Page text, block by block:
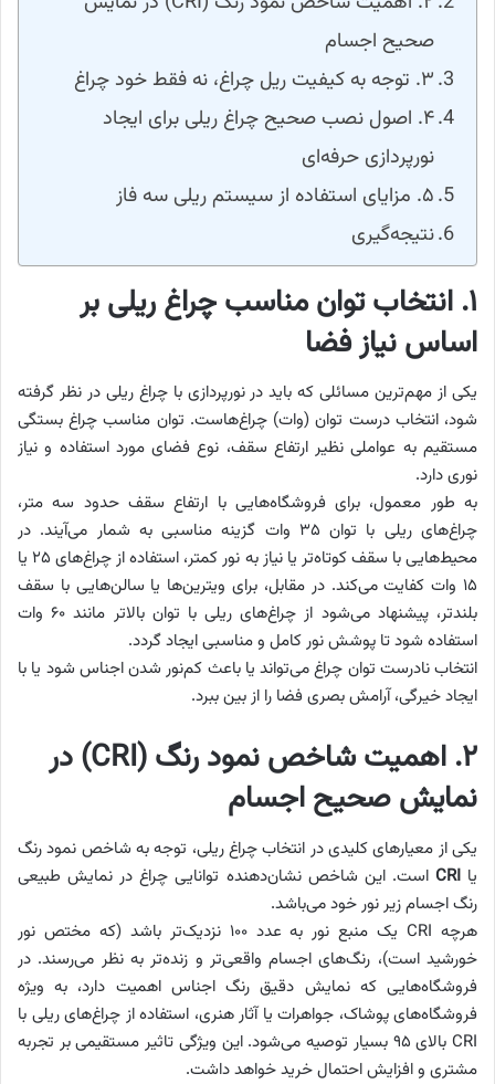
صحیح اجسام
۳. توجه به کیفیت ریل چراغ، نه فقط خود چراغ
۴. اصول نصب صحیح چراغ ریلی برای ایجاد
نورپردازی حرفه‌ای
۵. مزایای استفاده از سیستم ریلی سه فاز
نتیجه‌گیری
۱. انتخاب توان مناسب چراغ ریلی بر
اساس نیاز فضا
یکی از مهم‌ترین مسائلی که باید در نورپردازی با چراغ ریلی در نظر گرفته
شود، انتخاب درست توان (وات) چراغ‌هاست. توان مناسب چراغ بستگی
مستقیم به عواملی نظیر ارتفاع سقف، نوع فضای مورد استفاده و نیاز
نوری دارد.
به طور معمول، برای فروشگاه‌هایی با ارتفاع سقف حدود سه متر،
چراغ‌های ریلی با توان ۳۵ وات گزینه مناسبی به شمار می‌آیند. در
محیط‌هایی با سقف کوتاه‌تر یا نیاز به نور کمتر، استفاده از چراغ‌های ۲۵ یا
۱۵ وات کفایت می‌کند. در مقابل، برای ویترین‌ها یا سالن‌هایی با سقف
بلندتر، پیشنهاد می‌شود از چراغ‌های ریلی با توان بالاتر مانند ۶۰ وات
استفاده شود تا پوشش نور کامل و مناسبی ایجاد گردد.
انتخاب نادرست توان چراغ می‌تواند یا باعث کم‌نور شدن اجناس شود یا با
ایجاد خیرگی، آرامش بصری فضا را از بین ببرد.
۲. اهمیت شاخص نمود رنگ (CRI) در
نمایش صحیح اجسام
یکی از معیارهای کلیدی در انتخاب چراغ ریلی، توجه به شاخص نمود رنگ
یاCRI است. این شاخص نشان‌دهنده توانایی چراغ در نمایش طبیعی
رنگ اجسام زیر نور خود می‌باشد.
هرچه CRI یک منبع نور به عدد ۱۰۰ نزدیک‌تر باشد (که مختص نور
خورشید است)، رنگ‌های اجسام واقعی‌تر و زنده‌تر به نظر می‌رسند. در
فروشگاه‌هایی که نمایش دقیق رنگ اجناس اهمیت دارد، به ویژه
فروشگاه‌های پوشاک، جواهرات یا آثار هنری، استفاده از چراغ‌های ریلی با
CRI بالای ۹۵ بسیار توصیه می‌شود. این ویژگی تاثیر مستقیمی بر تجربه
مشتری و افزایش احتمال خرید خواهد داشت.